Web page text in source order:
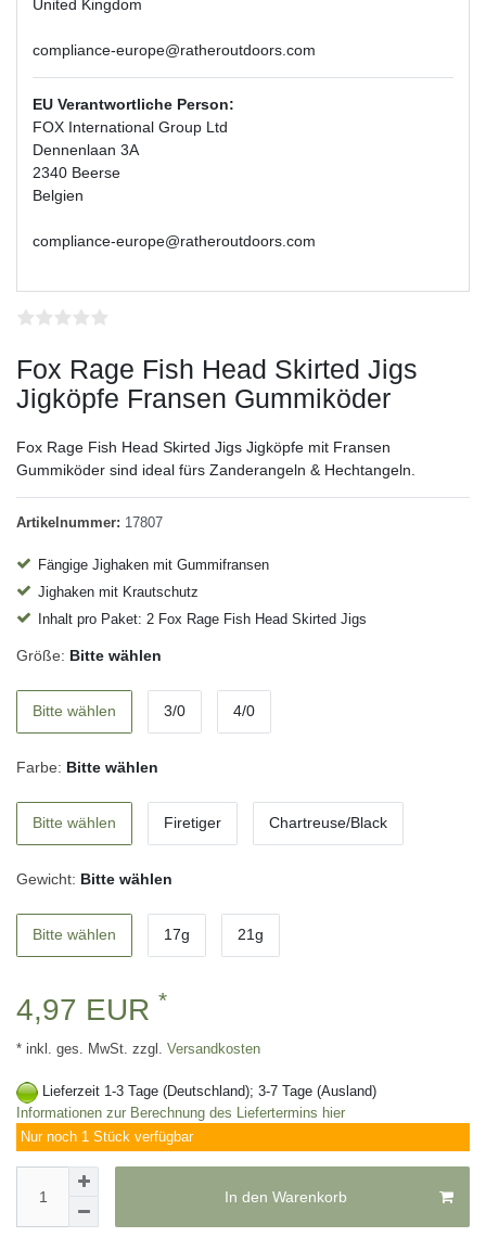
United Kingdom
compliance-europe@ratheroutdoors.com
EU Verantwortliche Person:
FOX International Group Ltd
Dennenlaan 3A
2340 Beerse
Belgien
compliance-europe@ratheroutdoors.com
Fox Rage Fish Head Skirted Jigs
Jigköpfe Fransen Gummiköder
Fox Rage Fish Head Skirted Jigs Jigköpfe mit Fransen
Gummiköder sind ideal fürs Zanderangeln & Hechtangeln.
Artikelnummer: 17807
Fängige Jighaken mit Gummifransen
Jighaken mit Krautschutz
Inhalt pro Paket: 2 Fox Rage Fish Head Skirted Jigs
Größe: Bitte wählen
Bitte wählen 3/0 4/0
Farbe: Bitte wählen
Bitte wählen Firetiger Chartreuse/Black
Gewicht: Bitte wählen
Bitte wählen 17g 21g
4,97 EUR *
* inkl. ges. MwSt. zzgl. Versandkosten
Lieferzeit 1-3 Tage (Deutschland); 3-7 Tage (Ausland)
Informationen zur Berechnung des Liefertermins hier
Nur noch 1 Stück verfügbar
In den Warenkorb